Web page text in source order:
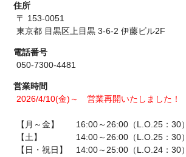
住所
〒 153-0051
東京都 目黒区上目黒 3-6-2 伊藤ビル2F
電話番号
050-7300-4481
営業時間
2026/4/10(金)～ 営業再開いたしました！
【月～金】 16:00～26:00（L.O.25：30）
【土】 14:00～26:00（L.O.25：30）
【日・祝日】 14:00～25:00（L.O.24：30）